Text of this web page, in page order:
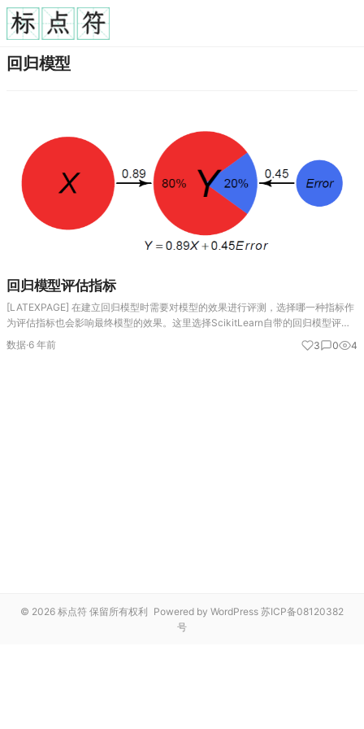
回归模型
回归模型评估指标
[LATEXPAGE] 在建立回归模型时需要对模型的效果进行评测，选择哪一种指标作
为评估指标也会影响最终模型的效果。这里选择ScikitLearn自带的回归模型评估
指标进行详细讲解。 explained_variance_score(y_t…
数据·6 年前 3 0 4
© 2026 标点符 保留所有权利 Powered by WordPress 苏ICP备08120382
号